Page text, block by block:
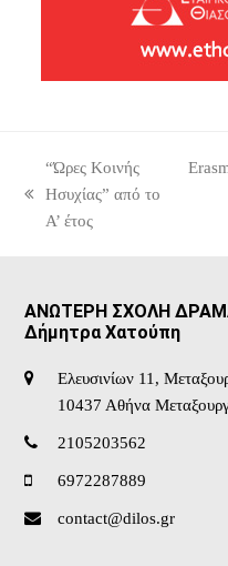
previous
“Ώρες Κοινής
Ησυχίας” από το
Α’ έτος
ΑΝΩΤΕΡΗ ΣΧΟΛΗ
Δήμητρα Χατούπη
Ελευσινίων 11,
10437 Αθήνα
2105203562
6972287889
contact@dilos.gr